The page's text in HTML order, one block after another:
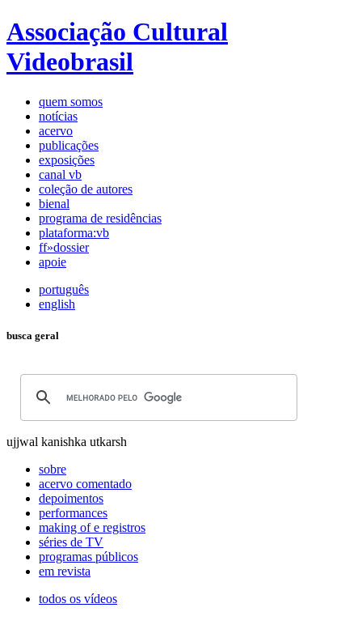
Associação Cultural
Videobrasil
quem somos
notícias
acervo
publicações
exposições
canal vb
coleção de autores
bienal
programa de residências
plataforma:vb
ff»dossier
apoie
português
english
busca geral
ujjwal kanishka utkarsh
sobre
acervo comentado
depoimentos
performances
making of e registros
séries de TV
programas públicos
em revista
todos os vídeos